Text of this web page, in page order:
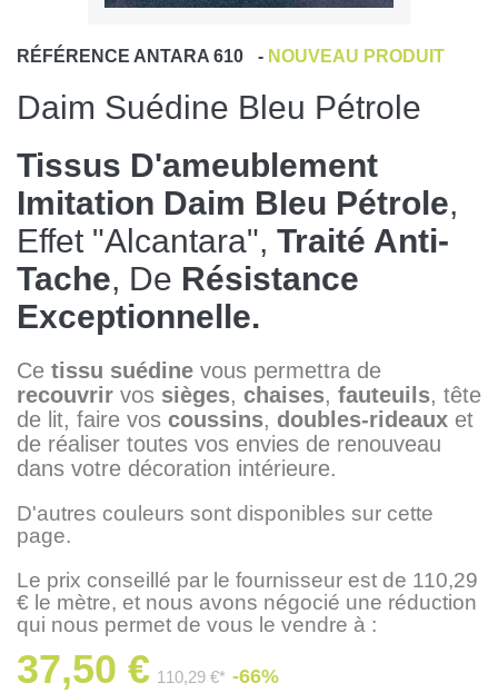
RÉFÉRENCE ANTARA 610 - NOUVEAU PRODUIT
Daim Suédine Bleu Pétrole
Tissus D'ameublement
Imitation Daim Bleu Pétrole,
Effet "Alcantara", Traité Anti-
Tache, De Résistance
Exceptionnelle.
Ce tissu suédine vous permettra de
recouvrir vos sièges, chaises, fauteuils, tête
de lit, faire vos coussins, doubles-rideaux et
de réaliser toutes vos envies de renouveau
dans votre décoration intérieure.
D'autres couleurs sont disponibles sur cette
page.
Le prix conseillé par le fournisseur est de 110,29
€ le mètre, et nous avons négocié une réduction
qui nous permet de vous le vendre à :
37,50 € 110,29 €* -66%